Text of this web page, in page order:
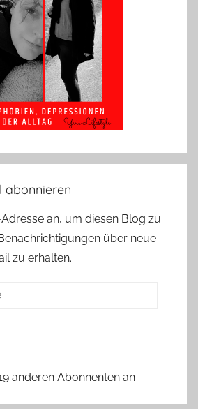
abonnieren
an, um diesen Blog zu
über neue
zu erhalten.
anderen Abonnenten an